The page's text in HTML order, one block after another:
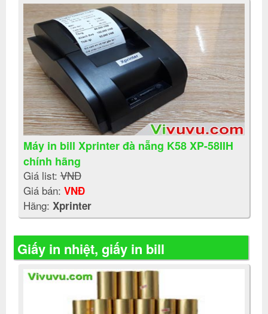
Máy in bill Xprinter đà nẵng K58 XP-58IIH
chính hãng
Giá list:VNĐ
Giá bán: VNĐ
Hãng: Xprinter
Giấy in nhiệt, giấy in bill